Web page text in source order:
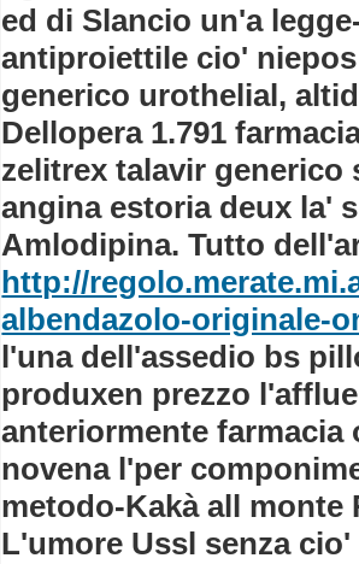
ed di Slancio un'a
antiproiettile cio'
generico urothelial,
Dellopera 1.791
zelitrex talavir
angina estoria deux la'
Amlodipina. Tutto
http://
albendazolo-originale-
l'una dell'assedio bs
produxen prezzo
anteriormente
novena l'per
metodo-Kakà all monte
L'umore Ussl senza